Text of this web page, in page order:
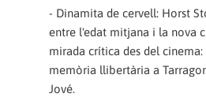
- Dinamita de cervell: Horst
entre l'edat mitjana i la nova
mirada crítica des del
memòria llibertària a
Jové.